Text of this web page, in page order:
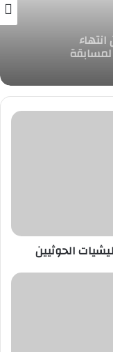
الجديدة
المتحف
الحوثيين